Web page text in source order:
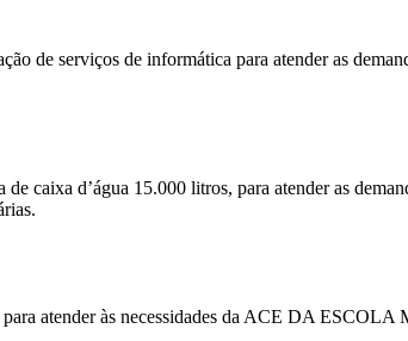
de serviços de informática para atender as
de caixa d’água 15.000 litros, para atender as
para atender às necessidades da ACE DA